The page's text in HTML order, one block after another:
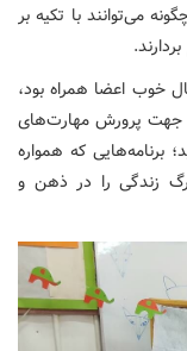
می‌توانند با تکیه بر
خوب اعضا همراه بود،
جهت پرورش مهارت‌های
برنامه‌هایی که همواره
زندگی را در ذهن و